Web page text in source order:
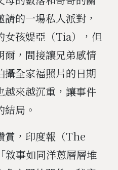
的一場私人派對，
女孩媞亞（Tia），但
爾，間接讓兄弟感情
攝全家福照片的日期
越來越沉重，讓事件
局。
賞，印度報（The
事如同洋蔥層層堆